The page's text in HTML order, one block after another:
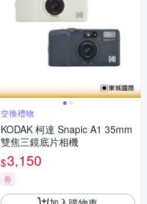
交換禮物
KODAK 柯達 Snapic A1 35mm
雙焦三鏡底片相機
$3,150
券